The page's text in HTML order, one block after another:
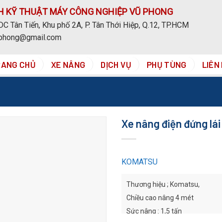
KỸ THUẬT MÁY CÔNG NGHIỆP VŨ PHONG
Tân Tiến, Khu phố 2A, P. Tân Thới Hiệp, Q.12, TP.HCM
CHỦ XE NÂNG DỊCH VỤ PHỤ TÙNG LIÊN
Xe nâng điện đứng
KOMATSU
Thương hiệu ; Komatsu,
Chiều cao nâng 4 mét
Sức nâng : 1,5 tấn